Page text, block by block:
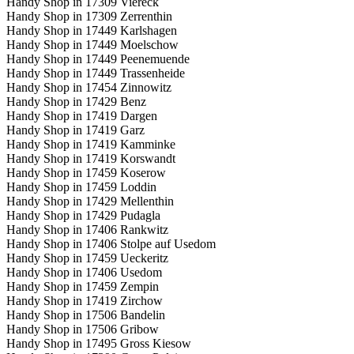
Handy Shop in 17309 Zerrenthin
Handy Shop in 17449 Karlshagen
Handy Shop in 17449 Moelschow
Handy Shop in 17449 Peenemuende
Handy Shop in 17449 Trassenheide
Handy Shop in 17454 Zinnowitz
Handy Shop in 17429 Benz
Handy Shop in 17419 Dargen
Handy Shop in 17419 Garz
Handy Shop in 17419 Kamminke
Handy Shop in 17419 Korswandt
Handy Shop in 17459 Koserow
Handy Shop in 17459 Loddin
Handy Shop in 17429 Mellenthin
Handy Shop in 17429 Pudagla
Handy Shop in 17406 Rankwitz
Handy Shop in 17406 Stolpe auf Usedom
Handy Shop in 17459 Ueckeritz
Handy Shop in 17406 Usedom
Handy Shop in 17459 Zempin
Handy Shop in 17419 Zirchow
Handy Shop in 17506 Bandelin
Handy Shop in 17506 Gribow
Handy Shop in 17495 Gross Kiesow